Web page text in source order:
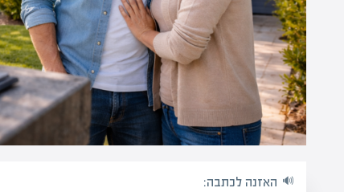
האזנה לכתבה: